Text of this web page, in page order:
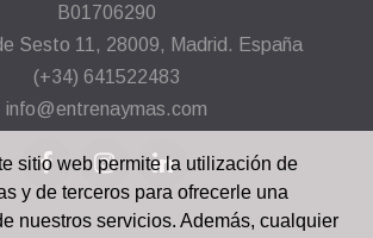
B01706290
Sesto 11, 28009, Madrid. España
(+34) 641522483
info@entrenaymas.com
sitio web permite la utilización de
y de terceros para ofrecerle una
nuestros servicios. Además, cualquier